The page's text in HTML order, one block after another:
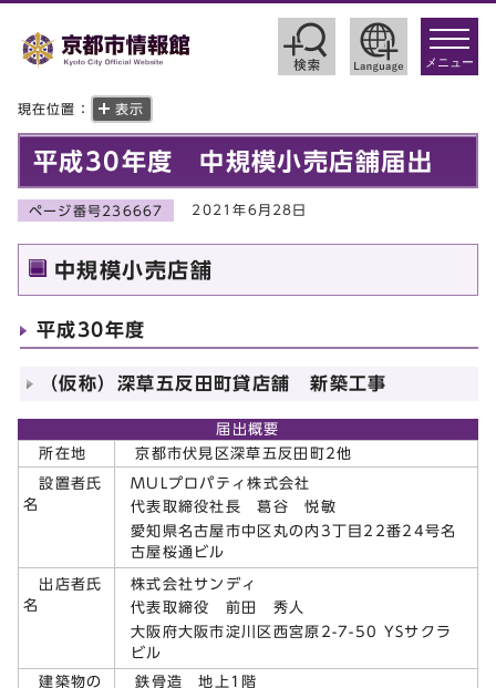
toggle
メニュー
現在位置： 表示
平成30年度 中規模小売店舗届出
ページ番号236667 2021年6月28日
中規模小売店舗
平成30年度
（仮称）深草五反田町貸店舗 新築工事
届出概要
所在地
京都市伏見区深草五反田町2他
設置者氏
名
MULプロパティ株式会社
代表取締役社長 葛谷 悦敏
愛知県名古屋市中区丸の内3丁目22番24号名
古屋桜通ビル
出店者氏
名
株式会社サンディ
代表取締役 前田 秀人
大阪府大阪市淀川区西宮原2-7-50 YSサクラ
ビル
建築物の
鉄骨造 地上1階